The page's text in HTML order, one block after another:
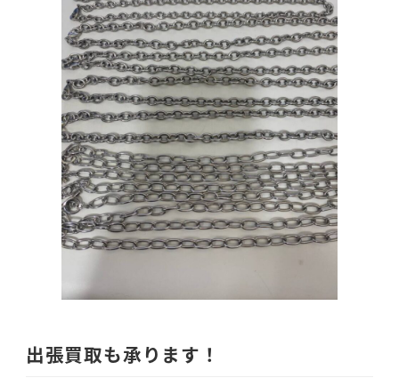
出張買取も承ります！